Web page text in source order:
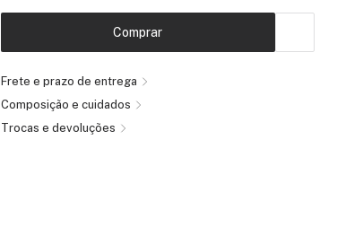
Comprar
Frete e prazo de entrega
Composição e cuidados
Trocas e devoluções